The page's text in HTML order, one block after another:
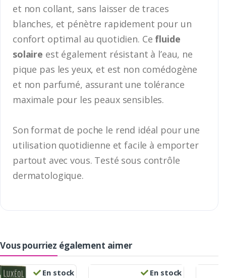
et non collant, sans laisser de traces
blanches, et pénètre rapidement pour un
confort optimal au quotidien. Ce fluide
solaire est également résistant à l’eau, ne
pique pas les yeux, et est non comédogène
et non parfumé, assurant une tolérance
maximale pour les peaux sensibles.
Son format de poche le rend idéal pour une
utilisation quotidienne et facile à emporter
partout avec vous. Testé sous contrôle
dermatologique.
Vous pourriez également aimer
En stock En stock